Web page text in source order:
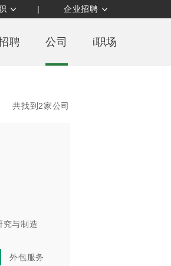
| 企业招聘
聘 公司 i职场
共找到2家公司
究与制造
外包服务